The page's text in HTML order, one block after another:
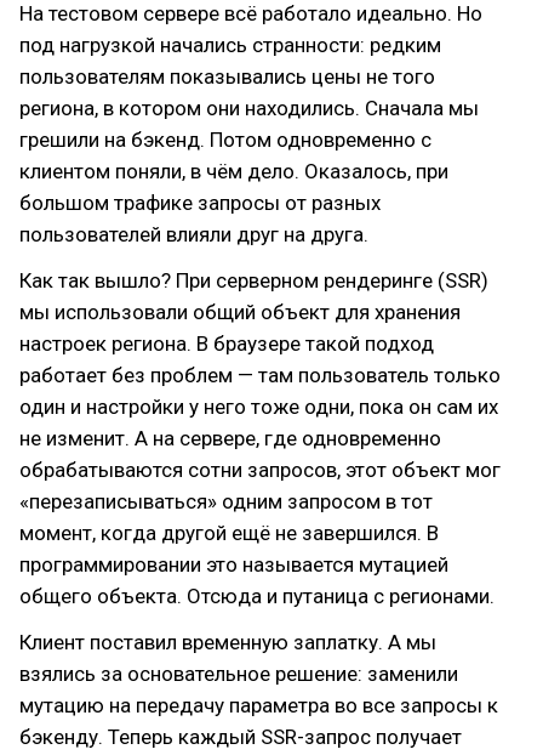
На тестовом сервере всё работало идеально. Но
под нагрузкой начались странности: редким
пользователям показывались цены не того
региона, в котором они находились. Сначала мы
грешили на бэкенд. Потом одновременно с
клиентом поняли, в чём дело. Оказалось, при
большом трафике запросы от разных
пользователей влияли друг на друга.
Как так вышло? При серверном рендеринге (SSR)
мы использовали общий объект для хранения
настроек региона. В браузере такой подход
работает без проблем — там пользователь только
один и настройки у него тоже одни, пока он сам их
не изменит. А на сервере, где одновременно
обрабатываются сотни запросов, этот объект мог
«перезаписываться» одним запросом в тот
момент, когда другой ещё не завершился. В
программировании это называется мутацией
общего объекта. Отсюда и путаница с регионами.
Клиент поставил временную заплатку. А мы
взялись за основательное решение: заменили
мутацию на передачу параметра во все запросы к
бэкенду. Теперь каждый SSR-запрос получает